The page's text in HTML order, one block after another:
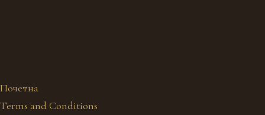
Почетна
Terms and Conditions